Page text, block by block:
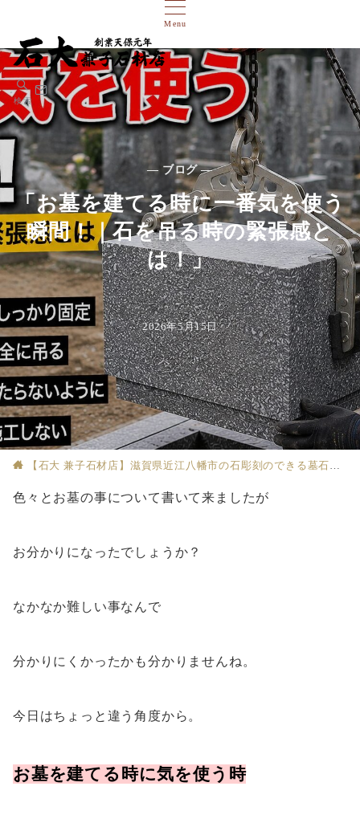
Menu
検索
— ブログ —
「お墓を建てる時に一番気を使う
瞬間！｜石を吊る時の緊張感と
は！」
2026年5月15日
【石大 兼子石材店】滋賀県近江八幡市の石彫刻のできる墓石店
色々とお墓の事について書いて来ましたが
お分かりになったでしょうか？
なかなか難しい事なんで
分かりにくかったかも分かりませんね。
今日はちょっと違う角度から。
お墓を建てる時に気を使う時